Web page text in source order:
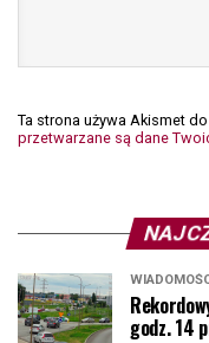
Ta strona używa Akismet
przetwarzane są dane
godz. 14